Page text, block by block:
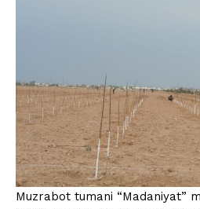
Muzrabot tumani “Madaniyat”